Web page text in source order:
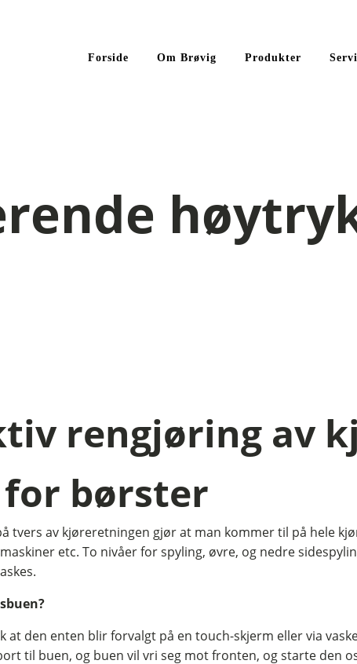
Forside Om Brøvig Produkter
rengjøring av
børster
tvers av kjøreretningen gjør at man kommer til på hele
etc. To nivåer for spyling, øvre, og nedre
at den enten blir forvalgt på en touch-skjerm eller via
til buen, og buen vil vri seg mot fronten, og starte den